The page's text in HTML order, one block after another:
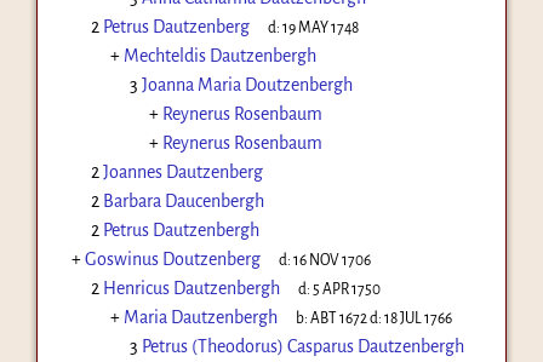
2 Petrus Dautzenberg d:19 MAY 1748
+ Mechteldis Dautzenbergh
3 Joanna Maria Doutzenbergh
+ Reynerus Rosenbaum
+ Reynerus Rosenbaum
2 Joannes Dautzenberg
2 Barbara Daucenbergh
2 Petrus Dautzenbergh
+Goswinus Doutzenberg d:16 NOV 1706
2 Henricus Dautzenbergh d: 5 APR 1750
+ Maria Dautzenbergh b:ABT 1672 d:18 JUL 1766
3 Petrus (Theodorus) Casparus Dautzenbergh